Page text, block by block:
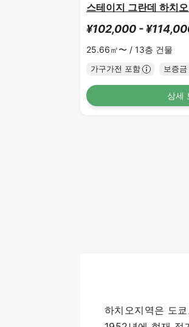
스테이지 그란데 하치
¥102,000 -
25.66㎡〜 / 13층 건물
가구가전 포함 보증
상세
하치오지역은 도